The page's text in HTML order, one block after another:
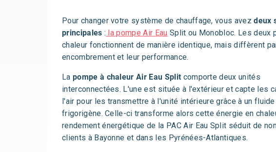
Pour changer votre système de chauffage, vous avezdeux
principales : la pompe Air Eau Split ou Monobloc. Les deux
chaleur fonctionnent de manière identique, mais diffèrent
encombrement et leur performance.
La pompe à chaleur Air Eau Split comporte deux unités
interconnectées. L'une est située à l'extérieur et capte les
l'air pour les transmettre à l'unité intérieure grâce à un fluide
frigorigène. Celle-ci transforme alors cette énergie en
rendement énergétique de la PAC Air Eau Split séduit de
clients à Bayonne et dans les Pyrénées-Atlantiques.